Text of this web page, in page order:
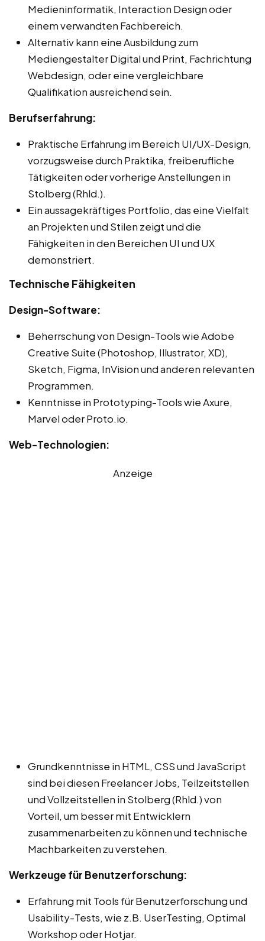
Medieninformatik, Interaction Design oder
einem verwandten Fachbereich.
Alternativ kann eine Ausbildung zum
Mediengestalter Digital und Print, Fachrichtung
Webdesign, oder eine vergleichbare
Qualifikation ausreichend sein.
Berufserfahrung:
Praktische Erfahrung im Bereich UI/UX-Design,
vorzugsweise durch Praktika, freiberufliche
Tätigkeiten oder vorherige Anstellungen in
Stolberg (Rhld.).
Ein aussagekräftiges Portfolio, das eine Vielfalt
an Projekten und Stilen zeigt und die
Fähigkeiten in den Bereichen UI und UX
demonstriert.
Technische Fähigkeiten
Design-Software:
Beherrschung von Design-Tools wie Adobe
Creative Suite (Photoshop, Illustrator, XD),
Sketch, Figma, InVision und anderen relevanten
Programmen.
Kenntnisse in Prototyping-Tools wie Axure,
Marvel oder Proto.io.
Web-Technologien:
Anzeige
Grundkenntnisse in HTML, CSS und JavaScript
sind bei diesen Freelancer Jobs, Teilzeitstellen
und Vollzeitstellen in Stolberg (Rhld.) von
Vorteil, um besser mit Entwicklern
zusammenarbeiten zu können und technische
Machbarkeiten zu verstehen.
Werkzeuge für Benutzerforschung:
Erfahrung mit Tools für Benutzerforschung und
Usability-Tests, wie z.B. UserTesting, Optimal
Workshop oder Hotjar.